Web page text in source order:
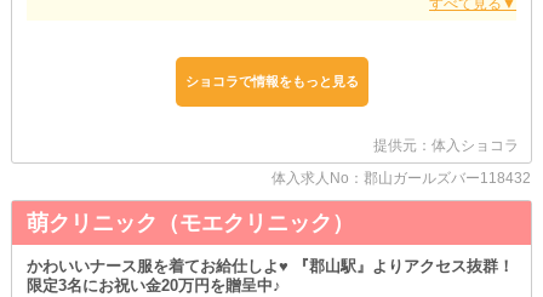
＊ストレスゼロをお約束＊
売上を過度に気にすることなく、のびのびマイペースに夜職できま
す◎
出勤の強制もしていないので、ムリにプライベートを削らなくて良
さらに、お店には《ソフトドリンク》もバッチリとご用意していま
す！
それってつまり、お酒が苦手な子も安心して働けるということ◎
ショコラで情報をもっと見る
提供元：体入ショコラ
体入求人No：郡山ガールズバー118432
萌クリニック（モエクリニック）
かわいいナース服を着てお給仕しよ♥ 『郡山駅』よりアクセス抜群！
限定3名にお祝い金20万円を贈呈中♪